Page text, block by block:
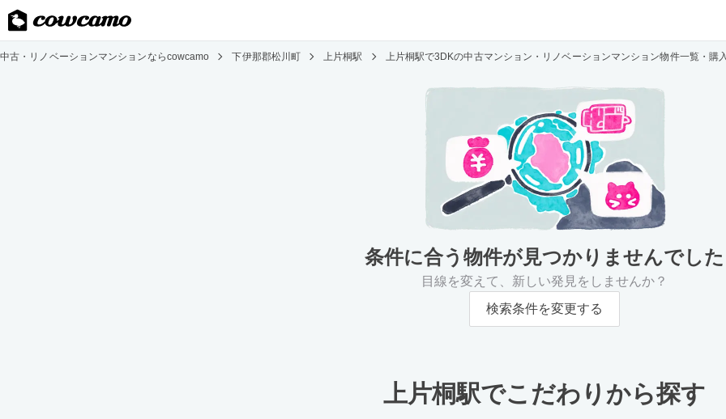
中古・リノベーションマンションならcowcamo 下伊那郡松川町 上片桐駅 上片桐駅で3DKの中古マンション・リノベーションマンション物件一覧・購
条件に合う物件が見つかりませんでした
目線を変えて、新しい発見をしませんか？
検索条件を変更する
上片桐駅でこだわりから探す